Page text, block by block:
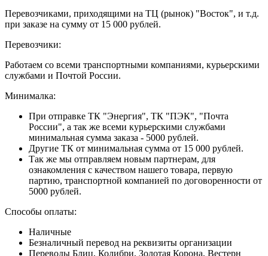
Перевозчиками, приходящими на ТЦ (рынок) "Восток", и т.д.
при заказе на сумму от 15 000 рублей.
Перевозчики:
Работаем со всеми транспортными компаниями, курьерскими
службами и Почтой России.
Минималка:
При отправке ТК "Энергия", ТК "ПЭК", "Почта
России", а так же всеми курьерскими службами
минимальная сумма заказа - 5000 рублей.
Другие ТК от минимальная сумма от 15 000 рублей.
Так же мы отправляем новым партнерам, для
ознакомления с качеством нашего товара, первую
партию, транспортной компанией по договоренности от
5000 рублей.
Способы оплаты:
Наличные
Безналичный перевод на реквизиты организации
Переводы Блиц, Колибри, Золотая Корона, Вестерн